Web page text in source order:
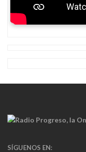
SÍGUENOS EN: